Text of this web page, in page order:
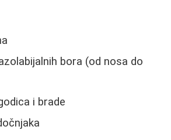
bora (od nosa do
i brade